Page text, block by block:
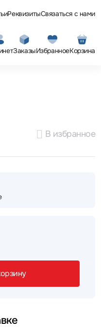
РеквизитыСвязаться с нами
ЗаказыИзбранноеКорзина
В избранное